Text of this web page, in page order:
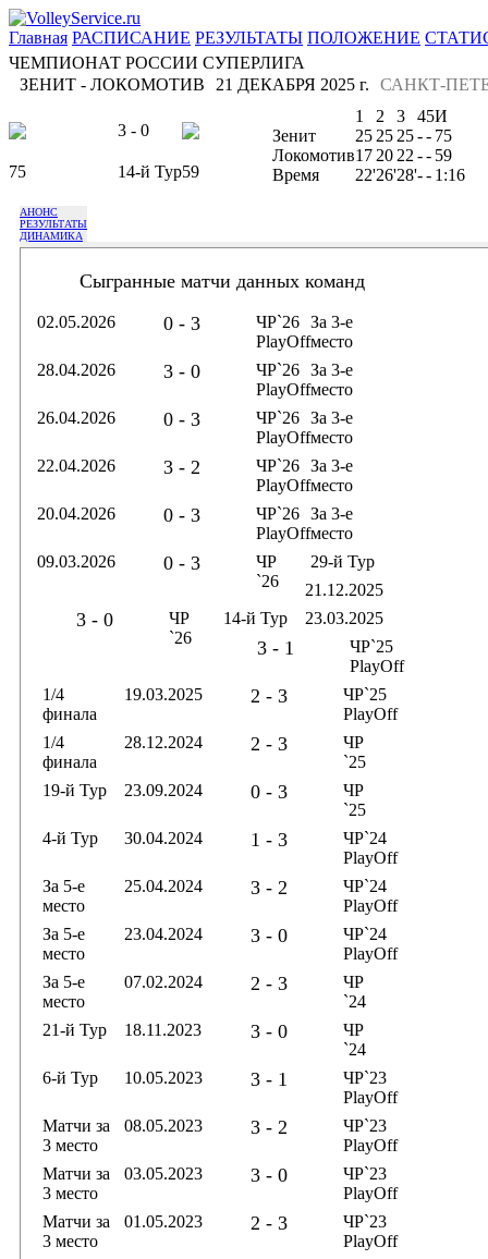
Главная РАСПИСАНИЕ РЕЗУЛЬТАТЫ ПОЛОЖЕНИЕ
ЧЕМПИОНАТ РОССИИ СУПЕРЛИГА
ЗЕНИТ - ЛОКОМОТИВ
САНКТ-
21 ДЕКАБРЯ 2025 г.
3 - 0
75 14-й Тур59
1 2 3 45И
Зенит
25 25 25-- 75
Локомотив17 20 22 -- 59
Время
22'26'28'-- 1:16
АНОНС
РЕЗУЛЬТАТЫ
ДИНАМИКА
Сыгранные матчи данных команд
02.05.2026 0 - 3
ЧР`26
PlayOff
За 3-е
место
28.04.2026
3 - 0
ЧР`26
PlayOff
За 3-е
место
26.04.2026
0 - 3
ЧР`26
PlayOff
За 3-е
место
22.04.2026
3 - 2
ЧР`26
PlayOff
За 3-е
место
20.04.2026
0 - 3
ЧР`26
PlayOff
За 3-е
место
09.03.2026
0 - 3
ЧР
`26
29-й Тур
21.12.2025
3 - 0
ЧР
`26
14-й Тур 23.03.2025
3 - 1
ЧР`25
PlayOff
1/4
финала
19.03.2025 2 - 3
ЧР`25
PlayOff
1/4
финала
28.12.2024 2 - 3
ЧР
`25
19-й Тур
23.09.2024 0 - 3
ЧР
`25
4-й Тур
30.04.2024 1 - 3
ЧР`24
PlayOff
За 5-е
место
25.04.2024 3 - 2
ЧР`24
PlayOff
За 5-е
место
23.04.2024 3 - 0
ЧР`24
PlayOff
За 5-е
место
07.02.2024 2 - 3
ЧР
`24
21-й Тур
18.11.2023 3 - 0
ЧР
`24
6-й Тур
10.05.2023 3 - 1
ЧР`23
PlayOff
Матчи за
3 место
08.05.2023 3 - 2
ЧР`23
PlayOff
Матчи за
3 место
03.05.2023 3 - 0
ЧР`23
PlayOff
Матчи за
3 место
01.05.2023 2 - 3
ЧР`23
PlayOff